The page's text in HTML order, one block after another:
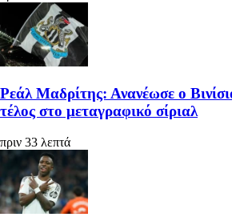
Ρεάλ Μαδρίτης: Ανανέωσε ο
τέλος στο μεταγραφικό σίριαλ
πριν 33 λεπτά